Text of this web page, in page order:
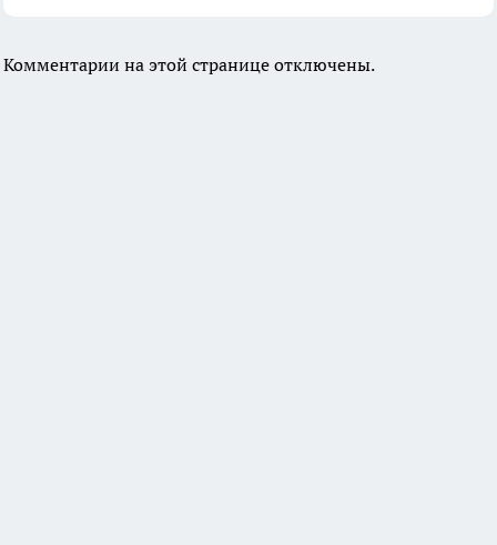
Комментарии на этой странице отключены.